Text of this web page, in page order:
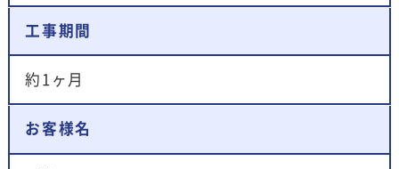
工事期間
約1ヶ月
お客様名